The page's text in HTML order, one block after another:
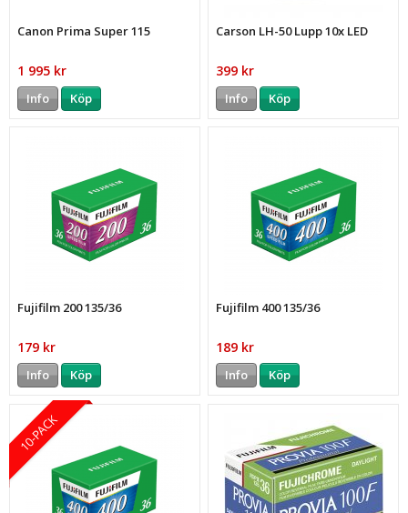
Canon Prima Super 115
1 995 kr
Info Köp
Carson LH-50 Lupp 10x LED
399 kr
Info Köp
Fujifilm 200 135/36
179 kr
Info Köp
Fujifilm 400 135/36
189 kr
Info Köp
10-PACK